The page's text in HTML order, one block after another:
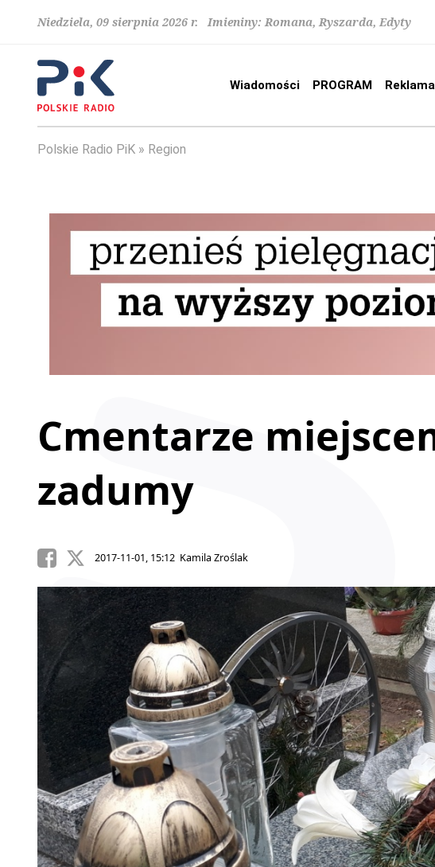
Niedziela, 09 sierpnia 2026 r. Imieniny: Romana, Ryszarda, Edyty
Wiadomości PROGRAM Reklama
Polskie Radio PiK Region
Cmentarze
zadumy
2017-11-01, 15:12 Kamila Zroślak